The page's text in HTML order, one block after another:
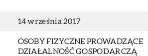
14 września 2017
OSOBY FIZYCZNE PROWADZĄCE
DZIAŁALNOŚĆ GOSPODARCZĄ